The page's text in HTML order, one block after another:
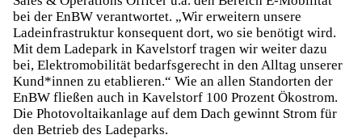
bei der EnBW verantwortet. „Wir erweitern unsere
Ladeinfrastruktur konsequent dort, wo sie benötigt wird.
Mit dem Ladepark in Kavelstorf tragen wir weiter dazu
bei, Elektromobilität bedarfsgerecht in den Alltag unserer
Kund*innen zu etablieren.“ Wie an allen Standorten der
EnBW fließen auch in Kavelstorf 100 Prozent Ökostrom.
Die Photovoltaikanlage auf dem Dach gewinnt Strom für
den Betrieb des Ladeparks.